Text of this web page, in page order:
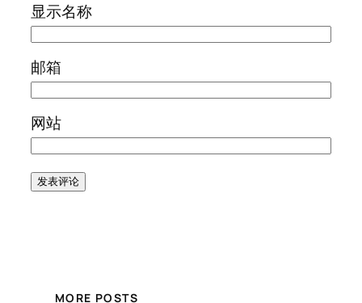
显示名称
邮箱
网站
MORE POSTS